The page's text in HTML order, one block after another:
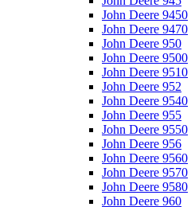
John Deere 9450
John Deere 9470
John Deere 950
John Deere 9500
John Deere 9510
John Deere 952
John Deere 9540
John Deere 955
John Deere 9550
John Deere 956
John Deere 9560
John Deere 9570
John Deere 9580
John Deere 960